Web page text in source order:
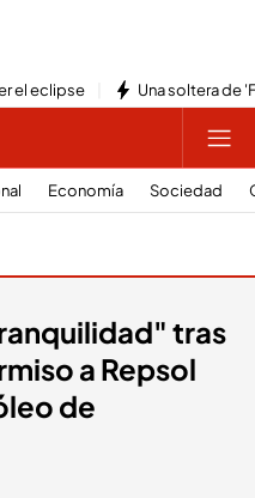
el eclipse Una soltera de
Economía Sociedad
tras
a Repsol
de